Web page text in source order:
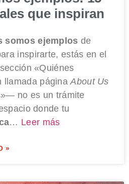
que inspiran
somos ejemplos de
inspirarte, estás en el
«Quiénes
llamada páginaAbout Us
no es un trámite
donde tu
… Leer más
»